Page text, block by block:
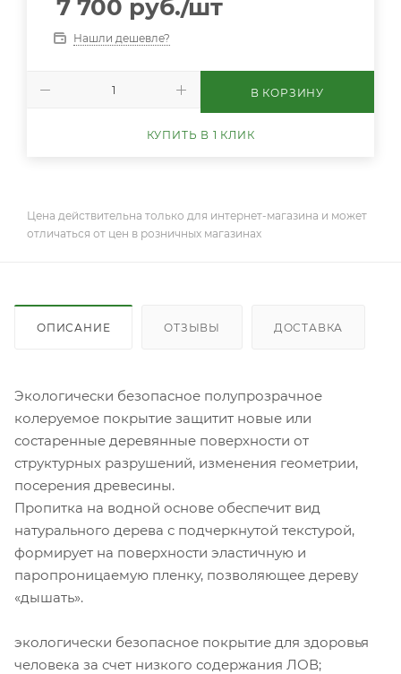
7 700 руб./шт
Нашли дешевле?
В КОРЗИНУ
КУПИТЬ В 1 КЛИК
Цена действительна только для интернет-магазина и может
отличаться от цен в розничных магазинах
ОПИСАНИЕ ОТЗЫВЫ ДОСТАВКА
Экологически безопасное полупрозрачное
колеруемое покрытие защитит новые или
состаренные деревянные поверхности от
структурных разрушений, изменения геометрии,
посерения древесины.
Пропитка на водной основе обеспечит вид
натурального дерева с подчеркнутой текстурой,
формирует на поверхности эластичную и
паропроницаемую пленку, позволяющее дереву
«дышать».
экологически безопасное покрытие для здоровья
человека за счет низкого содержания ЛОВ;